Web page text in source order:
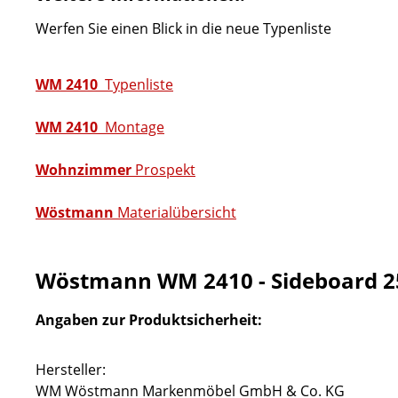
Werfen Sie einen Blick in die neue Typenliste
WM 2410 Typenliste
WM 2410 Montage
Wohnzimmer Prospekt
Wöstmann Materialübersicht
Wöstmann WM 2410 - Sideboard
Angaben zur Produktsicherheit:
Hersteller:
WM Wöstmann Markenmöbel GmbH & Co. KG